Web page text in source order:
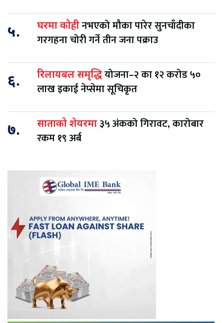
५. घरमा कोहीनभएको मौका पारेर सुनचाँदीका
गरगहना चोरी गर्ने तीन जना पक्राउ
६. रिलायबल समृद्धियोजना–२ का १२ करोड ५०
लाख इकाई नेप्सेमा सूचिकृत
७. साताको शेयरमा३५ अंकको गिरावट, कारोबार
रकम १९ अर्ब